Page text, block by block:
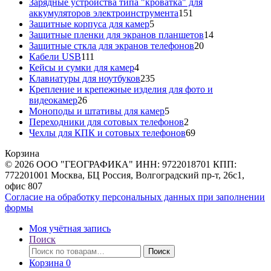
Зарядные устройства типа "кроватка" для
аккумуляторов электроинструмента151
Защитные корпуса для камер55
товаров
Защитные пленки для экранов планшетов1414
Защитные сткла для экранов телефонов2020
Кабели USB111
товаров
Кейсы и сумки для камер44
товара
Клавиатуры для ноутбуков235235
товаров
Крепление и крепежные изделия для фото и
видеокамер2626
товаров
Моноподы и штативы для камер55
товаров
Переходники для сотовых телефонов2
товара
Чехлы для КПК и сотовых телефонов6969
Корзина
© 2026 ООО "ГЕОГРАФИКА" ИНН: 9722018701 КПП:
772201001 Москва, БЦ Россия, Волгоградский пр-т, 26с1,
офис 807
Согласие на обработку персональных данных при заполнении
формы
Моя учётная запись
Поиск
Искать:
Поиск
Корзина 0